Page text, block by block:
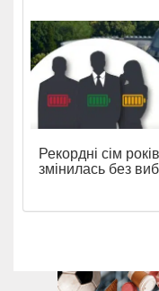
Рекордні сім
змінилась без